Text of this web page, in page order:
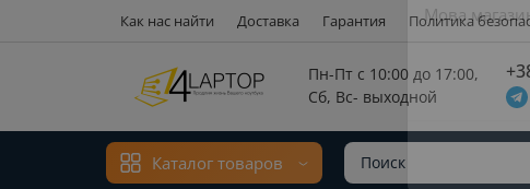
Как нас найти Доставка Гарантия Политика
Пн-Пт с 10:00 до 17:00,
Сб, Вс- выходной
Каталог товаров
Мова